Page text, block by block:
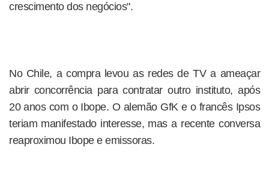
crescimento dos negócios".
No Chile, a compra levou as redes de TV a ameaçar
abrir concorrência para contratar outro instituto, após
20 anos com o Ibope. O alemão GfK e o francês Ipsos
teriam manifestado interesse, mas a recente conversa
reaproximou Ibope e emissoras.